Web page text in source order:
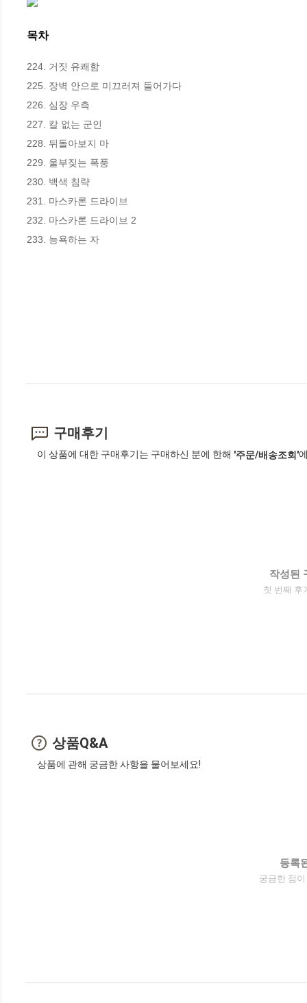
목차
224. 거짓 유쾌함
225. 장벽 안으로 미끄러져 들어가다
226. 심장 우측
227. 칼 없는 군인
228. 뒤돌아보지 마
229. 울부짖는 폭풍
230. 백색 침략
231. 마스카론 드라이브
232. 마스카론 드라이브 2
233. 능욕하는 자
구매후기
이 상품에 대한 구매후기는 구매하신 분에 한해 '주문/배송조회'
작성된
첫 번째 후
상품Q&A
상품에 관해 궁금한 사항을 물어보세요!
등록
궁금한 점